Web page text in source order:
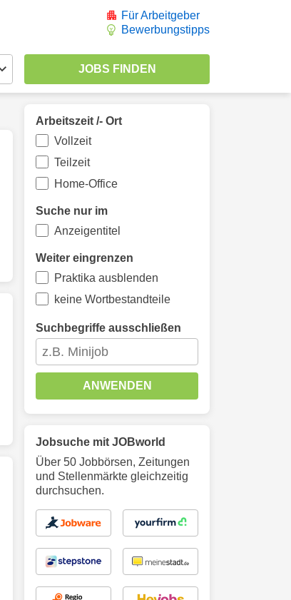
Für Arbeitgeber
Bewerbungstipps
Arbeitszeit /- Ort
Vollzeit
Teilzeit
Home-Office
Suche nur im
Anzeigentitel
Weiter eingrenzen
Praktika ausblenden
keine Wortbestandteile
Suchbegriffe ausschließen
ANWENDEN
Jobsuche mit JOBworld
Über 50 Jobbörsen, Zeitungen
und Stellenmärkte gleichzeitig
durchsuchen.